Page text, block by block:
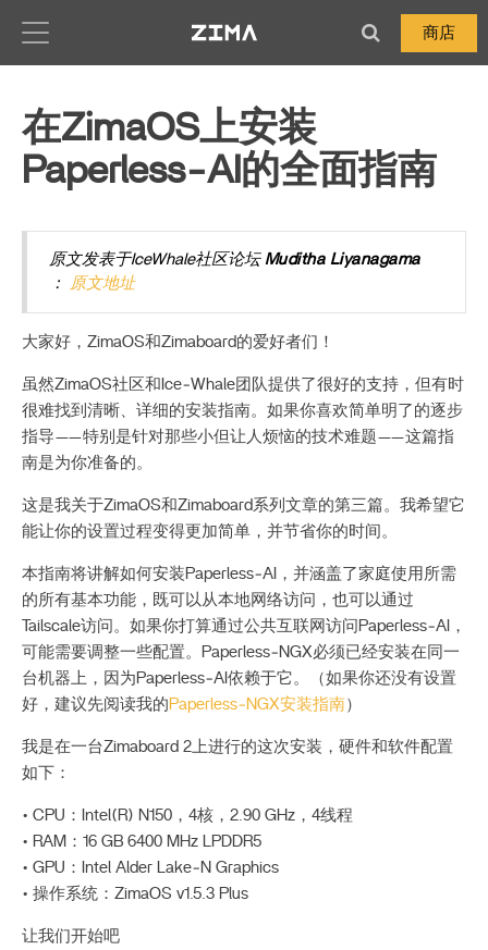
商店
在ZimaOS上安装
Paperless‑AI的全面指南
原文发表于IceWhale社区论坛 Muditha Liyanagama
： 原文地址
大家好，ZimaOS和Zimaboard的爱好者们！
虽然ZimaOS社区和Ice‑Whale团队提供了很好的支持，但有时
很难找到清晰、详细的安装指南。如果你喜欢简单明了的逐步
指导——特别是针对那些小但让人烦恼的技术难题——这篇指
南是为你准备的。
这是我关于ZimaOS和Zimaboard系列文章的第三篇。我希望它
能让你的设置过程变得更加简单，并节省你的时间。
本指南将讲解如何安装Paperless‑AI，并涵盖了家庭使用所需
的所有基本功能，既可以从本地网络访问，也可以通过
Tailscale访问。如果你打算通过公共互联网访问Paperless‑AI，
可能需要调整一些配置。Paperless‑NGX必须已经安装在同一
台机器上，因为Paperless‑AI依赖于它。（如果你还没有设置
好，建议先阅读我的 Paperless‑NGX安装指南）
我是在一台Zimaboard 2上进行的这次安装，硬件和软件配置
如下：
• CPU：Intel(R) N150，4核，2.90 GHz，4线程
• RAM：16 GB 6400 MHz LPDDR5
• GPU：Intel Alder Lake‑N Graphics
• 操作系统：ZimaOS v1.5.3 Plus
让我们开始吧